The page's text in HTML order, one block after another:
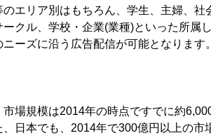
エリア別はもちろん、学生、主婦、社
クル、学校・企業(業種)といった所属
ーズに沿う広告配信が可能となります。
場規模は2014年の時点ですでに約
日本でも、2014年で300億円以上の市